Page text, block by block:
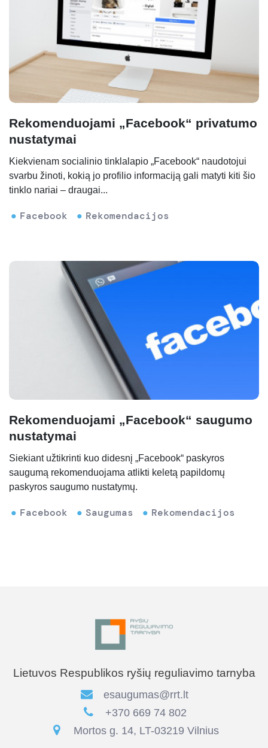
Rekomenduojami „Facebook“ privatumo
nustatymai
Kiekvienam socialinio tinklalapio „Facebook“ naudotojui
svarbu žinoti, kokią jo profilio informaciją gali matyti kiti šio
tinklo nariai – draugai...
Facebook Rekomendacijos
Rekomenduojami „Facebook“ saugumo
nustatymai
Siekiant užtikrinti kuo didesnį „Facebook“ paskyros
saugumą rekomenduojama atlikti keletą papildomų
paskyros saugumo nustatymų.
Facebook Saugumas Rekomendacijos
Lietuvos Respublikos ryšių reguliavimo tarnyba
esaugumas@rrt.lt
+370 669 74 802
Mortos g. 14, LT-03219 Vilnius